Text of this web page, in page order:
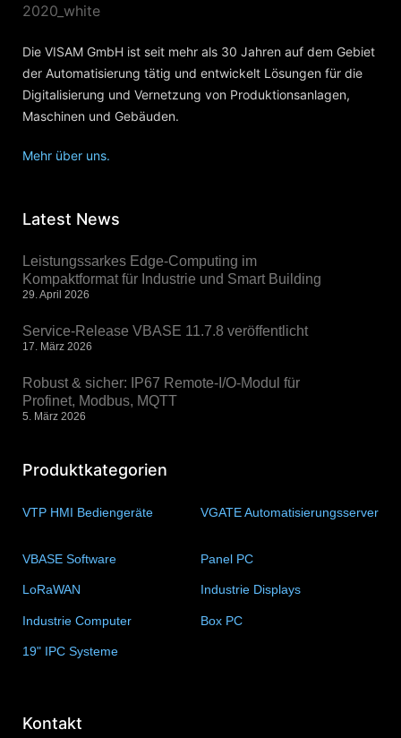
Die VISAM GmbH ist seit mehr als 30 Jahren auf dem Gebiet
der Automatisierung tätig und entwickelt Lösungen für die
Digitalisierung und Vernetzung von Produktionsanlagen,
Maschinen und Gebäuden.
Mehr über uns.
Latest News
Leistungssarkes Edge-Computing im
Kompaktformat für Industrie und Smart Building
29. April 2026
Service-Release VBASE 11.7.8 veröffentlicht
17. März 2026
Robust & sicher: IP67 Remote-I/O-Modul für
Profinet, Modbus, MQTT
5. März 2026
Produktkategorien
VTP HMI Bediengeräte
VGATE Automatisierungsserver
VBASE Software Panel PC
LoRaWAN Industrie Displays
Industrie Computer Box PC
19" IPC Systeme
Kontakt